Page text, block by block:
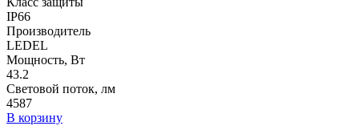
IP66
Производитель
LEDEL
Мощность, Вт
43.2
Световой поток, лм
4587
В корзину